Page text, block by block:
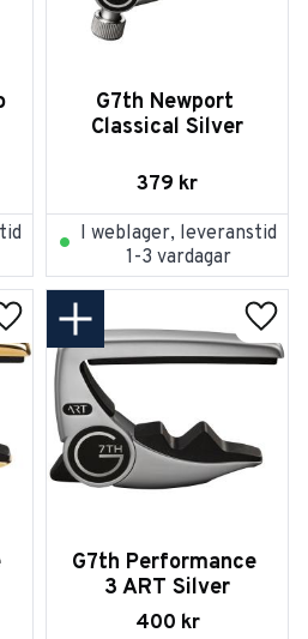
G7th Newport
Classical Silver
379 kr
I weblager, leveranstid
1-3 vardagar
Lägg till i favoriter
G7th Performance
3 ART Silver
400 kr